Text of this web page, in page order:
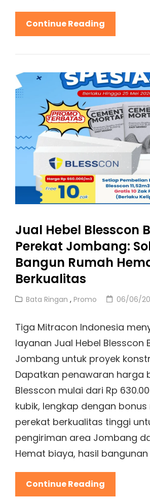
Continue Reading
Hebel
Blesscon
Perekat
Dan
Hemat
Jual Hebel Blesscon
Perekat Jombang:
Bangun Rumah
Berkualitas
Cat
Bata Ringan , Promo
Posted
06/06/
Tiga Mitracon Indonesia
layanan Jual Hebel Blesscon
Jombang untuk proyek
Dapatkan penawaran harga
Blesscon mulai dari Rp
kubik, lengkap dengan
perekat berkualitas tinggi
pengiriman area Jombang
Hemat biaya, hasil bangunan
Continue Reading
Hebel